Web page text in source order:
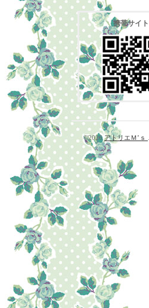
携帯サイト
©2026アトリエＭ’ｓ